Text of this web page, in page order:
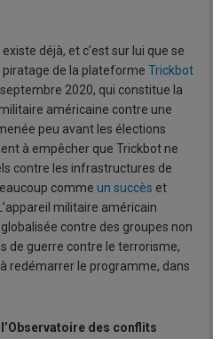
déjà, et c’est sur lui que se
piratage de la plateforme Trickbot
2020, qui constitue la
américaine contre une
peu avant les élections
à empêcher que Trickbot ne
contre les infrastructures de
comme un succès et
militaire américain
contre des groupes non
de guerre contre le terrorisme,
redémarrer le programme, dans
des conflits